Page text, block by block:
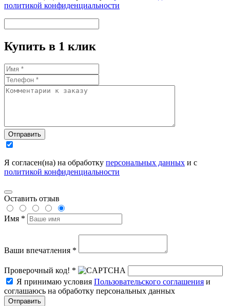
политикой конфиденциальности
Купить в 1 клик
Отправить
Я согласен(на) на обработку персональных данных и с
политикой конфиденциальности
Оставить отзыв
Имя *
Ваши впечатления *
Проверочный код! *
Я принимаю условия Пользовательского соглашения и
соглашаюсь на обработку персональных данных
Отправить